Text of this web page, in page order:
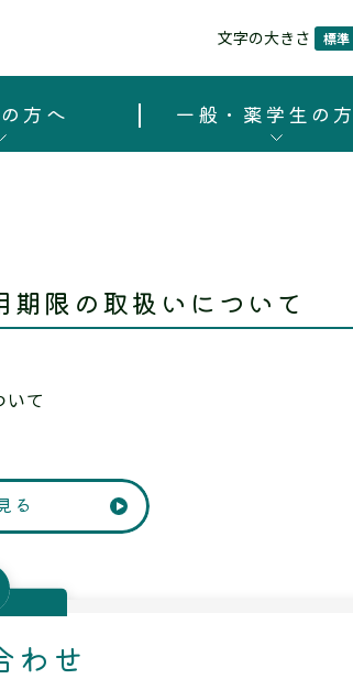
文字の大きさ 標準
方へ 一般・薬学生の
限の取扱いについて
いて
る
わせ